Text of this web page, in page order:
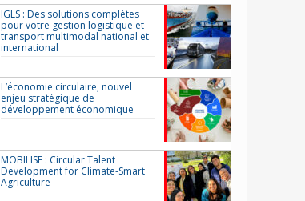
IGLS : Des solutions complètes
pour votre gestion logistique et
transport multimodal national et
international
L’économie circulaire, nouvel
enjeu stratégique de
développement économique
MOBILISE : Circular Talent
Development for Climate-Smart
Agriculture